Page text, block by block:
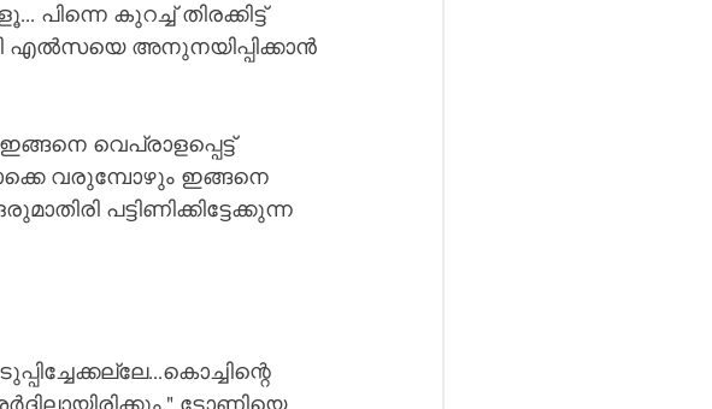
കുറച്ച് തിരക്കിട്ട്
എൽസയെ അനുനയിപ്പിക്കാൻ
വെപ്രാളപ്പെട്ട്
വരുമ്പോഴും ഇങ്ങനെ
പട്ടിണിക്കിട്ടേക്കുന്ന
ടോണിയെ